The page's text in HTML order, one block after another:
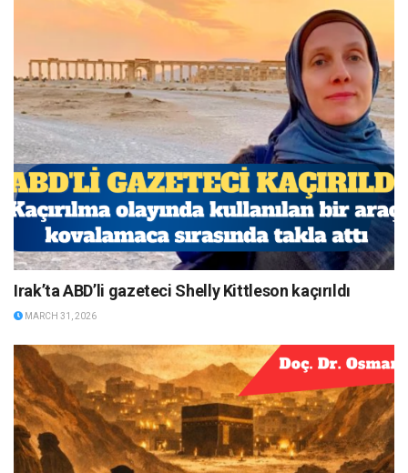
Irak’ta ABD’li gazeteci Shelly Kittleson kaçırıldı
MARCH 31, 2026